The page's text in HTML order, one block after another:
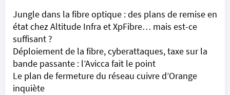
Jungle dans la fibre optique : des plans de remise en
état chez Altitude Infra et XpFibre… mais est-ce
suffisant ?
Déploiement de la fibre, cyberattaques, taxe sur la
bande passante : l’Avicca fait le point
Le plan de fermeture du réseau cuivre d’Orange
inquiète